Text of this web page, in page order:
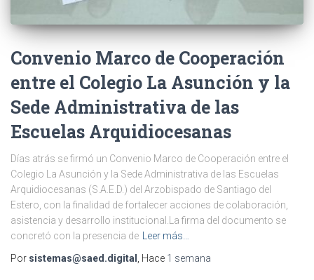
Convenio Marco de Cooperación
entre el Colegio La Asunción y la
Sede Administrativa de las
Escuelas Arquidiocesanas
Días atrás se firmó un Convenio Marco de Cooperación entre el
Colegio La Asunción y la Sede Administrativa de las Escuelas
Arquidiocesanas (S.A.E.D.) del Arzobispado de Santiago del
Estero, con la finalidad de fortalecer acciones de colaboración,
asistencia y desarrollo institucional.La firma del documento se
concretó con la presencia de
Leer más…
Por sistemas@saed.digital , Hace 1 semana